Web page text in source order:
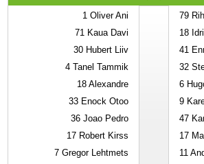
1 Oliver Ani
71 Kaua Davi
30 Hubert Liiv
4 Tanel Tammik
18 Alexandre
33 Enock Otoo
36 Joao Pedro
17 Robert Kirss
7 Gregor Lehtmets
79
18
41
32
6
9
47
17
11